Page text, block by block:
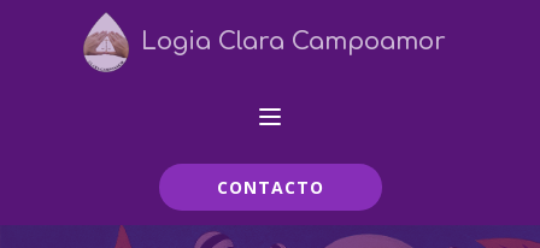
Logia Clara Campoamor
CONTACTO